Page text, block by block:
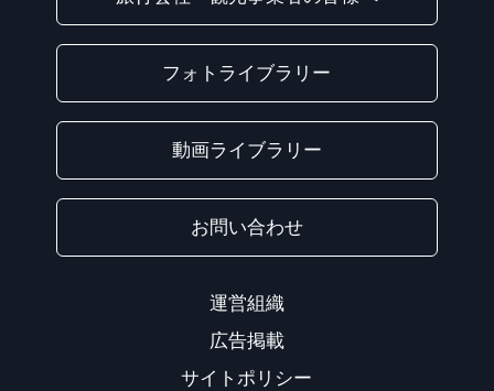
フォトライブラリー
動画ライブラリー
お問い合わせ
運営組織
広告掲載
サイトポリシー